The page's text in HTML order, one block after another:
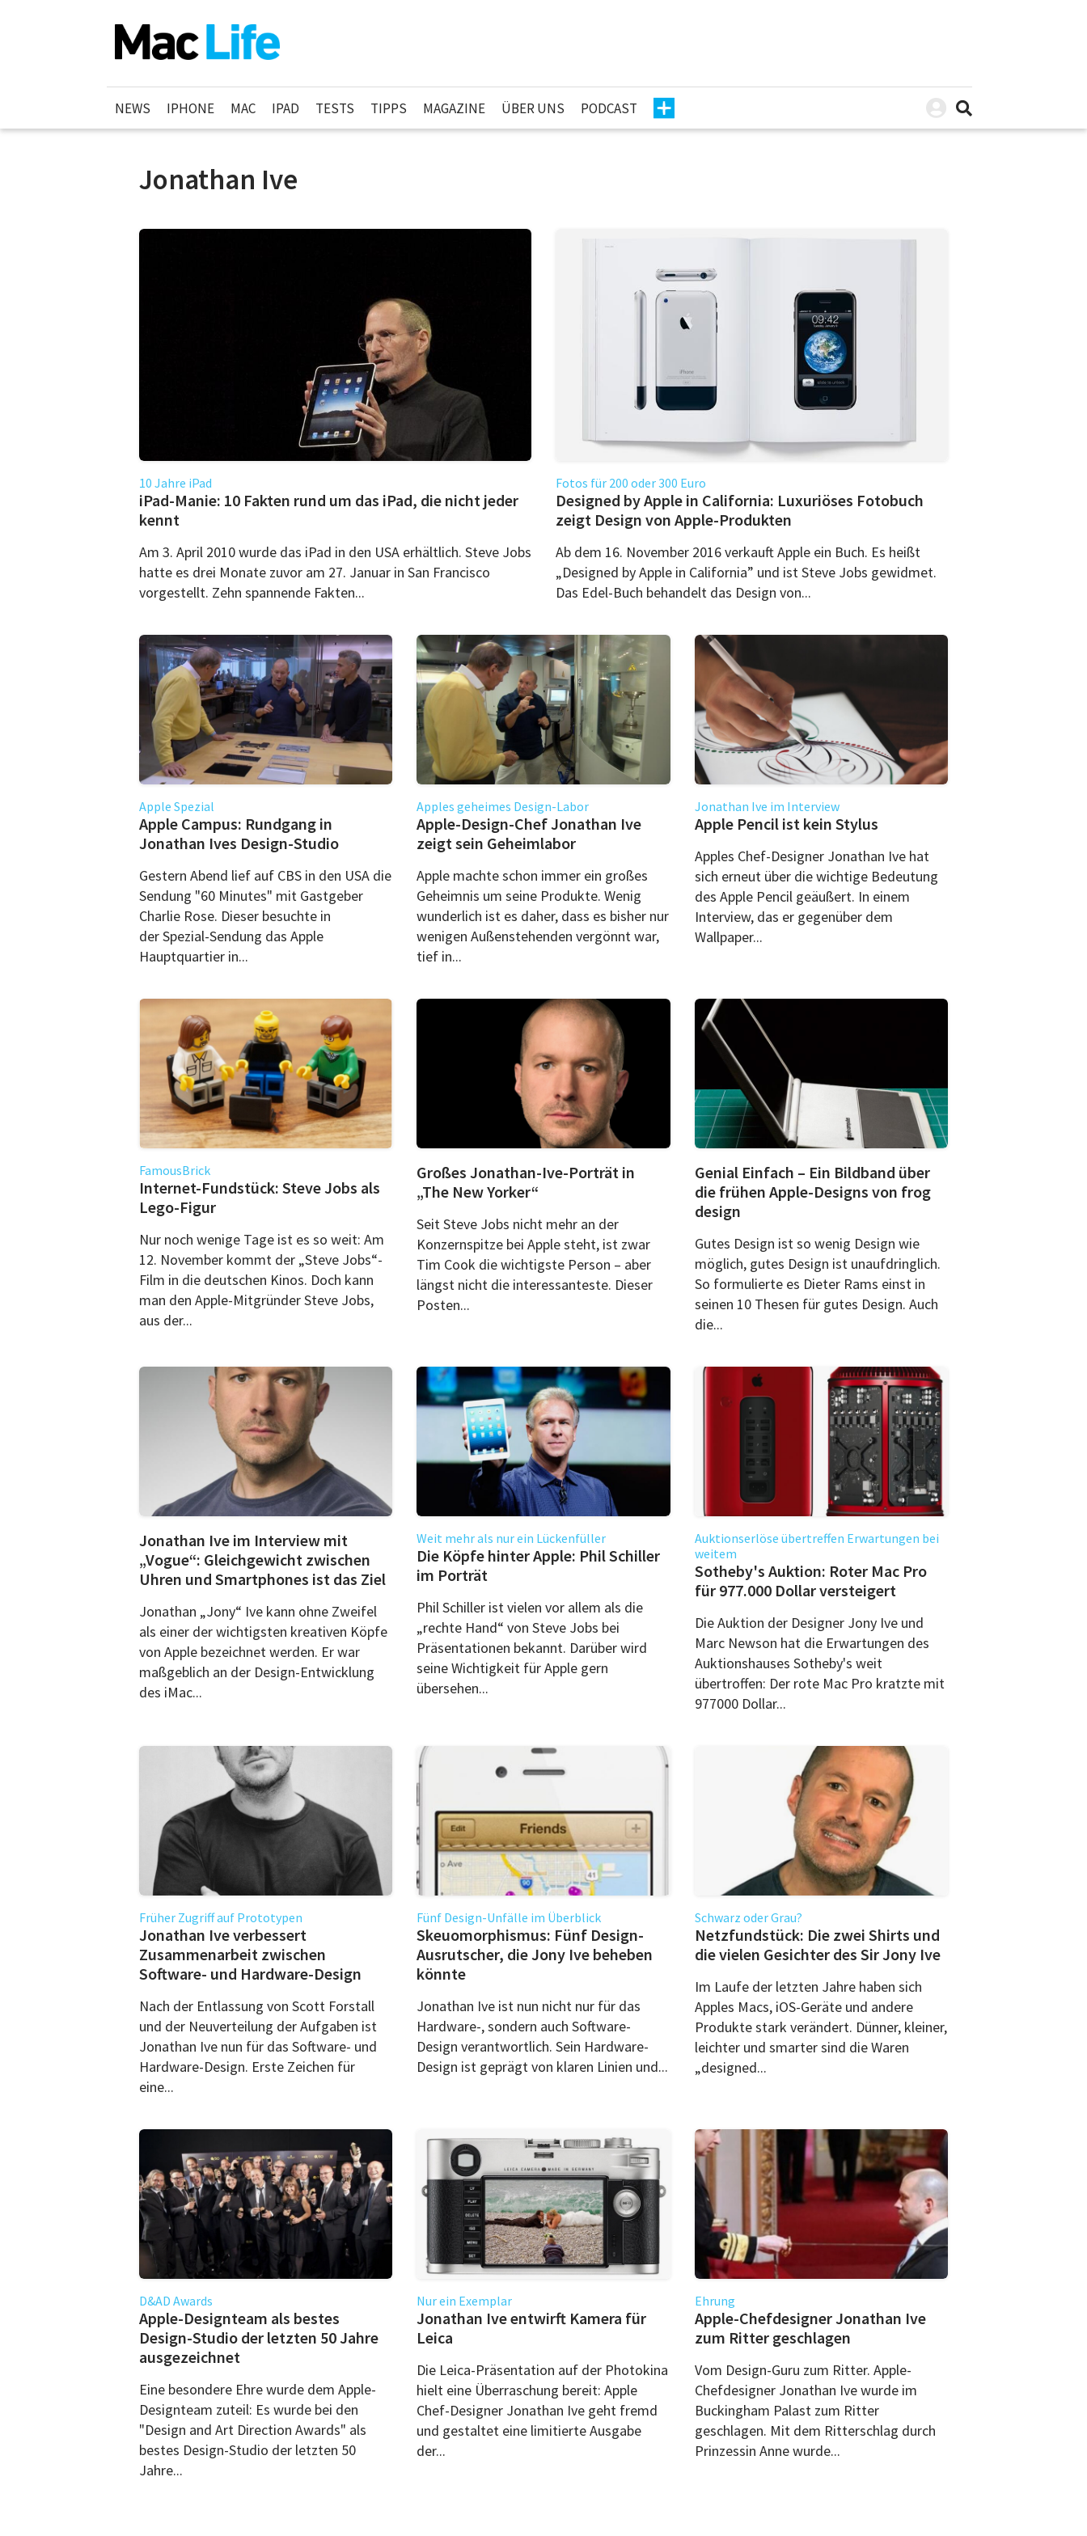
NEWS IPHONE MAC IPAD TESTS TIPPS MAGAZINE ÜBER UNS PODCAST
Jonathan Ive
10 Jahre iPad
iPad-Manie: 10 Fakten rund um das iPad, die nicht jeder
kennt
Am 3. April 2010 wurde das iPad in den USA erhältlich. Steve Jobs
hatte es drei Monate zuvor am 27. Januar in San Francisco
vorgestellt. Zehn spannende Fakten...
Fotos für 200 oder 300 Euro
Designed by Apple in California: Luxuriöses Fotobuch
zeigt Design von Apple-Produkten
Ab dem 16. November 2016 verkauft Apple ein Buch. Es heißt
„Designed by Apple in California” und ist Steve Jobs gewidmet.
Das Edel-Buch behandelt das Design von...
Apple Spezial
Apple Campus: Rundgang in
Jonathan Ives Design-Studio
Gestern Abend lief auf CBS in den USA die
Sendung "60 Minutes" mit Gastgeber
Charlie Rose. Dieser besuchte in
der Spezial-Sendung das Apple
Hauptquartier in...
Apples geheimes Design-Labor
Apple-Design-Chef Jonathan Ive
zeigt sein Geheimlabor
Apple machte schon immer ein großes
Geheimnis um seine Produkte. Wenig
wunderlich ist es daher, dass es bisher nur
wenigen Außenstehenden vergönnt war,
tief in...
Jonathan Ive im Interview
Apple Pencil ist kein Stylus
Apples Chef-Designer Jonathan Ive hat
sich erneut über die wichtige Bedeutung
des Apple Pencil geäußert. In einem
Interview, das er gegenüber dem
Wallpaper...
FamousBrick
Internet-Fundstück: Steve Jobs als
Lego-Figur
Nur noch wenige Tage ist es so weit: Am
12. November kommt der „Steve Jobs“-
Film in die deutschen Kinos. Doch kann
man den Apple-Mitgründer Steve Jobs,
aus der...
Großes Jonathan-Ive-Porträt in
„The New Yorker“
Seit Steve Jobs nicht mehr an der
Konzernspitze bei Apple steht, ist zwar
Tim Cook die wichtigste Person – aber
längst nicht die interessanteste. Dieser
Posten...
Genial Einfach – Ein Bildband über
die frühen Apple-Designs von frog
design
Gutes Design ist so wenig Design wie
möglich, gutes Design ist unaufdringlich.
So formulierte es Dieter Rams einst in
seinen 10 Thesen für gutes Design. Auch
die...
Jonathan Ive im Interview mit
„Vogue“: Gleichgewicht zwischen
Uhren und Smartphones ist das Ziel
Jonathan „Jony“ Ive kann ohne Zweifel
als einer der wichtigsten kreativen Köpfe
von Apple bezeichnet werden. Er war
maßgeblich an der Design-Entwicklung
des iMac...
Weit mehr als nur ein Lückenfüller
Die Köpfe hinter Apple: Phil Schiller
im Porträt
Phil Schiller ist vielen vor allem als die
„rechte Hand“ von Steve Jobs bei
Präsentationen bekannt. Darüber wird
seine Wichtigkeit für Apple gern
übersehen...
Auktionserlöse übertreffen Erwartungen bei
weitem
Sotheby's Auktion: Roter Mac Pro
für 977.000 Dollar versteigert
Die Auktion der Designer Jony Ive und
Marc Newson hat die Erwartungen des
Auktionshauses Sotheby's weit
übertroffen: Der rote Mac Pro kratzte mit
977000 Dollar...
Früher Zugriff auf Prototypen
Jonathan Ive verbessert
Zusammenarbeit zwischen
Software- und Hardware-Design
Nach der Entlassung von Scott Forstall
und der Neuverteilung der Aufgaben ist
Jonathan Ive nun für das Software- und
Hardware-Design. Erste Zeichen für
eine...
Fünf Design-Unfälle im Überblick
Skeuomorphismus: Fünf Design-
Ausrutscher, die Jony Ive beheben
könnte
Jonathan Ive ist nun nicht nur für das
Hardware-, sondern auch Software-
Design verantwortlich. Sein Hardware-
Design ist geprägt von klaren Linien und...
Schwarz oder Grau?
Netzfundstück: Die zwei Shirts und
die vielen Gesichter des Sir Jony Ive
Im Laufe der letzten Jahre haben sich
Apples Macs, iOS-Geräte und andere
Produkte stark verändert. Dünner, kleiner,
leichter und smarter sind die Waren
„designed...
D&AD Awards
Apple-Designteam als bestes
Design-Studio der letzten 50 Jahre
ausgezeichnet
Eine besondere Ehre wurde dem Apple-
Designteam zuteil: Es wurde bei den
"Design and Art Direction Awards" als
bestes Design-Studio der letzten 50
Jahre...
Nur ein Exemplar
Jonathan Ive entwirft Kamera für
Leica
Die Leica-Präsentation auf der Photokina
hielt eine Überraschung bereit: Apple
Chef-Designer Jonathan Ive geht fremd
und gestaltet eine limitierte Ausgabe
der...
Ehrung
Apple-Chefdesigner Jonathan Ive
zum Ritter geschlagen
Vom Design-Guru zum Ritter. Apple-
Chefdesigner Jonathan Ive wurde im
Buckingham Palast zum Ritter
geschlagen. Mit dem Ritterschlag durch
Prinzessin Anne wurde...